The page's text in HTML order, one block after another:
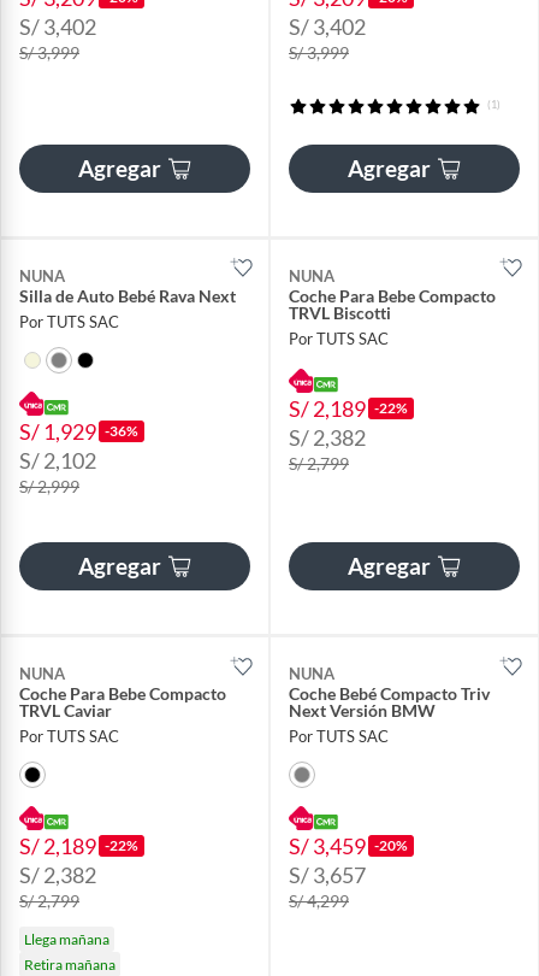
S/ 3,402
S/ 3,999
Agregar
S/ 3,402
S/ 3,999
(1)
Agregar
NUNA
Silla de Auto Bebé Rava Next
Por TUTS SAC
S/ 1,929 -36%
S/ 2,102
S/ 2,999
Agregar
NUNA
Coche Para Bebe Compacto
TRVL Biscotti
Por TUTS SAC
S/ 2,189 -22%
S/ 2,382
S/ 2,799
Agregar
NUNA
Coche Para Bebe Compacto
TRVL Caviar
Por TUTS SAC
S/ 2,189 -22%
S/ 2,382
S/ 2,799
Llega mañana
Retira mañana
NUNA
Coche Bebé Compacto Triv
Next Versión BMW
Por TUTS SAC
S/ 3,459 -20%
S/ 3,657
S/ 4,299